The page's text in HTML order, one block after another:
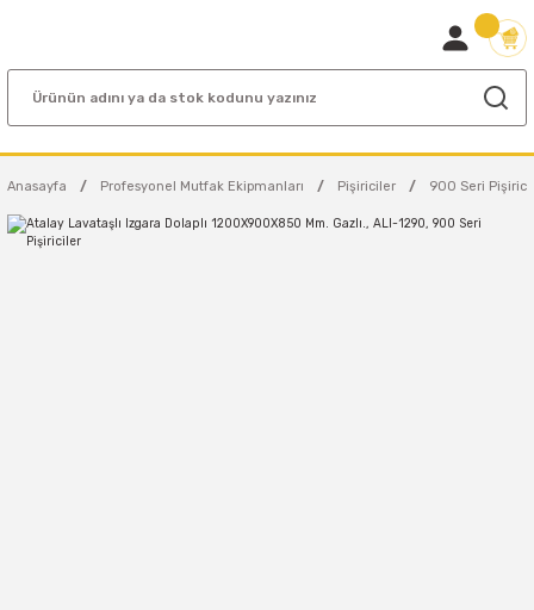
Anasayfa Profesyonel Mutfak Ekipmanları Pişiriciler 900 Seri